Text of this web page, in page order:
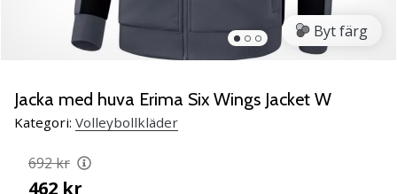
ambassadör
passion
som
Join
us
Byt färg
Jacka med huva Erima Six Wings Jacket W
Kategori: Volleybollkläder
692 kr
462 kr